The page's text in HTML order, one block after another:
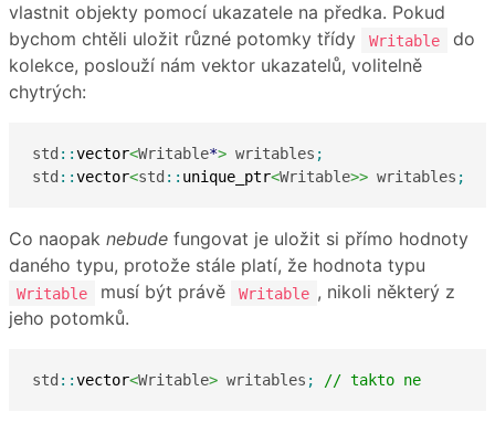
vlastnit objekty pomocí ukazatele na předka. Pokud
bychom chtěli uložit různé potomky třídy
Writable
do
kolekce, poslouží nám vektor ukazatelů, volitelně
chytrých:
std ::vector<Writable*> writables ;
std ::vector<std :: unique_ptr<Writable>> writables ;
Co naopak nebude fungovat je uložit si přímo hodnoty
daného typu, protože stále platí, že hodnota typu
Writable musí být právě Writable , nikoli některý z
jeho potomků.
std ::vector<Writable> writables ; // takto ne